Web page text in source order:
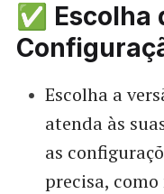
✅ Escolha
Escolha a
atenda às
as
precisa,